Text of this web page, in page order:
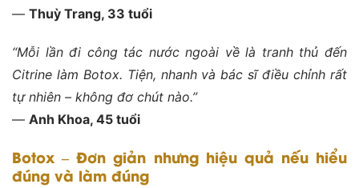
— Thuỳ Trang, 33 tuổi
“Mỗi lần đi công tác nước ngoài về là tranh thủ đến
Citrine làm Botox. Tiện, nhanh và bác sĩ điều chỉnh rất
tự nhiên – không đơ chút nào.”
— Anh Khoa, 45 tuổi
Botox – Đơn giản nhưng hiệu quả nếu hiểu
đúng và làm đúng